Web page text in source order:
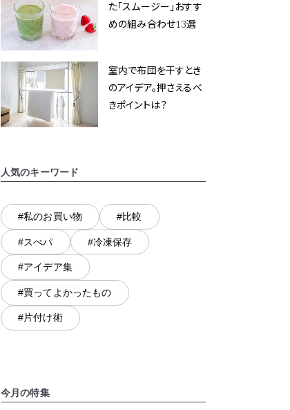
た「スムージー」おすす
めの組み合わせ13選
室内で布団を干すとき
のアイデア。押さえるべ
きポイントは？
人気のキーワード
#私のお買い物 #比較
#スぺパ #冷凍保存
#アイデア集
#買ってよかったもの
#片付け術
今月の特集